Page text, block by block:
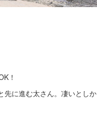
！
先に進む太さん。凄いとしか